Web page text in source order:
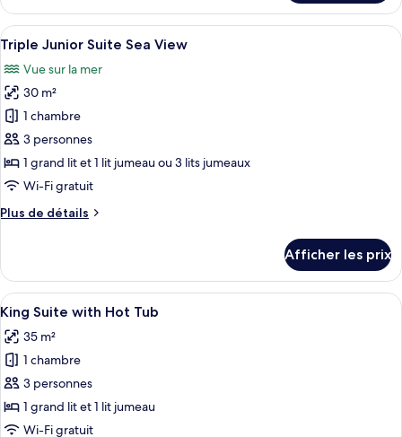
Sea
View
Double
Junior
Suite
Sea
View
Afficher
toutes
les
photos
pour
ce
type
de
chambre :
Triple
Sea
View
Une chambre à coucher avec un
20
Triple Junior Suite Sea View
Vue sur la mer
30 m²
1 chambre
3 personnes
1 grand lit et 1 lit jumeau ou 3 lits jumeaux
Wi-Fi gratuit
Plus de détails
Plus
Triple
Junior
Suite
View
Afficher les prix
Afficher
toutes
les
photos
pour
ce
type
Une piscine bordée d’un mur en
18
King Suite with Hot Tub
35 m²
1 chambre
3 personnes
1 grand lit et 1 lit jumeau
Wi-Fi gratuit